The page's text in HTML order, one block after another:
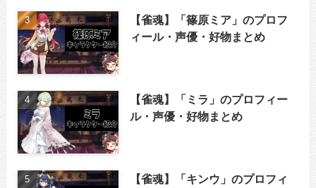
【雀魂】「篠原ミア」のプロフ
ィール・声優・好物まとめ
【雀魂】「ミラ」のプロフィー
ル・声優・好物まとめ
【雀魂】「キンウ」のプロフィ